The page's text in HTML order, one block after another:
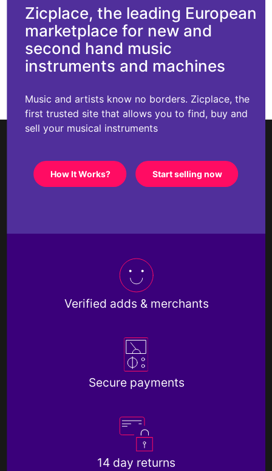
Zicplace, the leading European
marketplace for new and
second hand music
instruments and machines
Music and artists know no borders. Zicplace, the
first trusted site that allows you to find, buy and
sell your musical instruments
How It Works? Start selling now
Verified adds & merchants
Secure payments
14 day returns